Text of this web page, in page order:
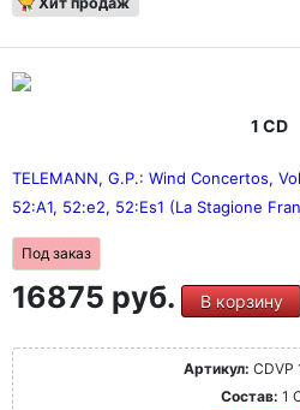
1 CD
TELEMANN, G.P.: Wind Concertos,
52:A1, 52:e2, 52:Es1 (La Stagione
Под заказ
16875 руб. В корзину
Артикул: CDVP
Состав: 1